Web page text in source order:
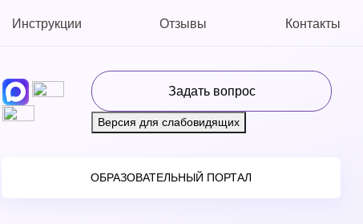
Инструкции Отзывы Контакты
Задать вопрос
Версия для слабовидящих
ОБРАЗОВАТЕЛЬНЫЙ ПОРТАЛ